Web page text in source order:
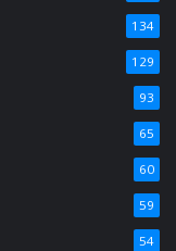
134
129
93
65
60
59
54